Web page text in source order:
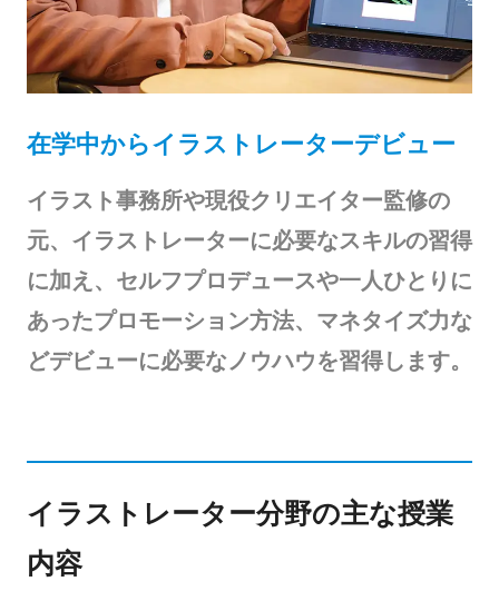
在学中からイラストレーターデビュー
イラスト事務所や現役クリエイター監修の
元、イラストレーターに必要なスキルの習得
に加え、セルフプロデュースや一人ひとりに
あったプロモーション方法、マネタイズ力な
どデビューに必要なノウハウを習得します。
イラストレーター分野の主な授業
内容